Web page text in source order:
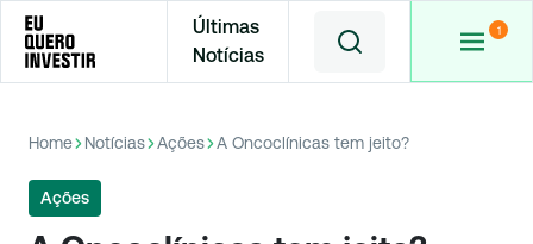
Últimas
Notícias
Home Notícias Ações A Oncoclínicas tem jeito?
Ações